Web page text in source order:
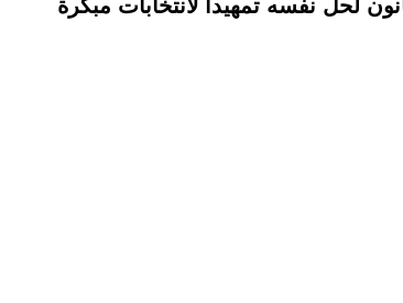
لحل نفسه تمهيدا لانتخابات مبكرة